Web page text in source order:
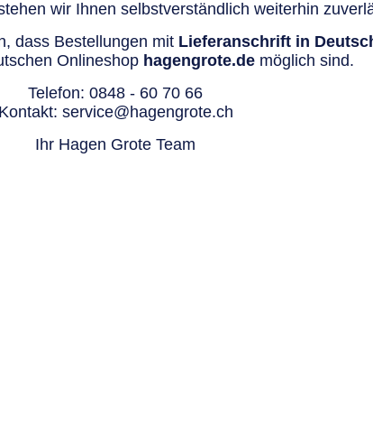
wir Ihnen selbstverständlich weiterhin
dass Bestellungen mit Lieferanschrift in
Onlineshop hagengrote.demöglich sind.
Telefon: 0848 - 60 70 66
Kontakt: service@hagengrote.ch
Ihr Hagen Grote Team